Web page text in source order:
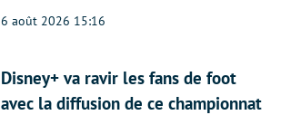
6 août 2026 15:16
Disney+ va ravir les fans de foot
avec la diffusion de ce championnat